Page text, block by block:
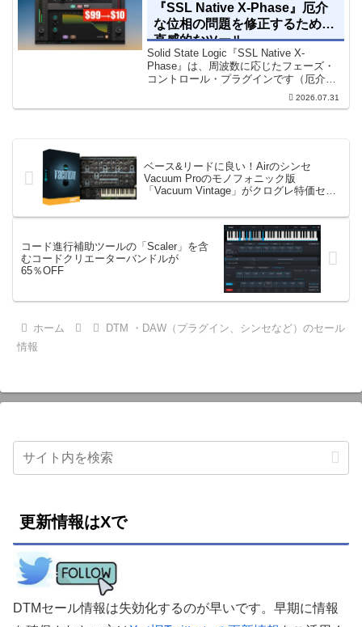
『SSL Native X-Phase』厄介
な位相の問題を修正するための
直感的なツール
Solid State Logic『SSL Native X-
Phase』は、周波数に応じたフェーズ・
コントロール・プラグインです（厄介な
位相の問題を修正するための直感的なツ
2026.07.31
ベース&リードに良い！Airのシンセ
Vacuum Proのモノフォニック版
「Vacuum Vintage」がクログレ特価セー
コード進行補助ツールの「Scaler」を含
むコードクリエーターバンドルが
65％OFF
ホーム
DTM ・DAW（プラグイン、シンセなど）のセール
情報
更新情報はXで
DTMセール情報は失効化するのが早いです。早期に情報